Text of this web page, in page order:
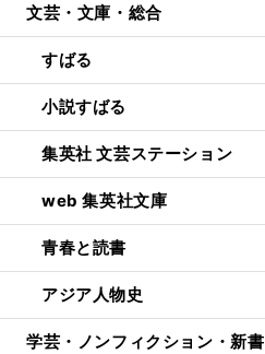
文芸・文庫・総合
すばる
小説すばる
集英社 文芸ステーション
web 集英社文庫
青春と読書
アジア人物史
学芸・ノンフィクション・新書